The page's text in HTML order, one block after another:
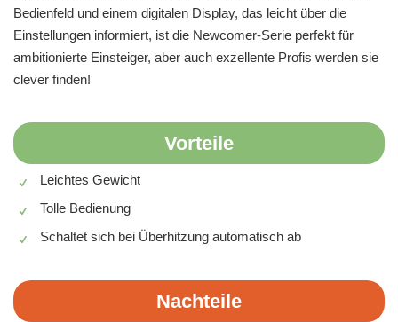
Bedienfeld und einem digitalen Display, das leicht über die
Einstellungen informiert, ist die Newcomer-Serie perfekt für
ambitionierte Einsteiger, aber auch exzellente Profis werden sie
clever finden!
Vorteile
Leichtes Gewicht
Tolle Bedienung
Schaltet sich bei Überhitzung automatisch ab
Nachteile